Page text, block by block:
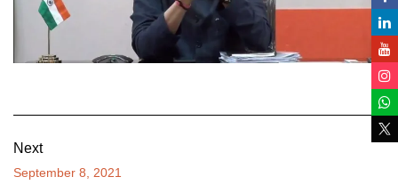
Next
September 8, 2021